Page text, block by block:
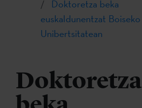
Doktoretza beka
euskaldunentzat Boiseko
Unibertsitatean
Doktoretza